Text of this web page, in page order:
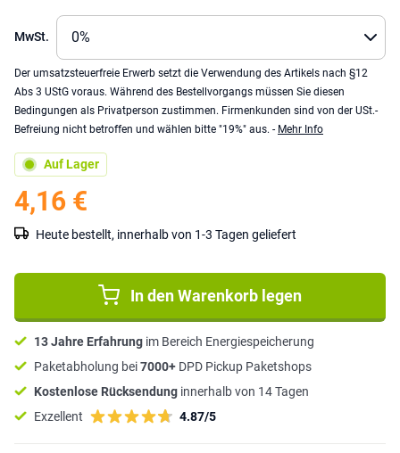
MwSt.
Der umsatzsteuerfreie Erwerb setzt die Verwendung des Artikels nach §12
Abs 3 UStG voraus. Während des Bestellvorgangs müssen Sie diesen
Bedingungen als Privatperson zustimmen. Firmenkunden sind von der USt.-
Befreiung nicht betroffen und wählen bitte "19%" aus. - Mehr Info
Auf Lager
4,16 €
Heute bestellt, innerhalb von 1-3 Tagen geliefert
In den Warenkorb legen
13 Jahre Erfahrung im Bereich Energiespeicherung
Paketabholung bei7000+ DPD Pickup Paketshops
Kostenlose Rücksendung innerhalb von 14 Tagen
Exzellent
4.87/5